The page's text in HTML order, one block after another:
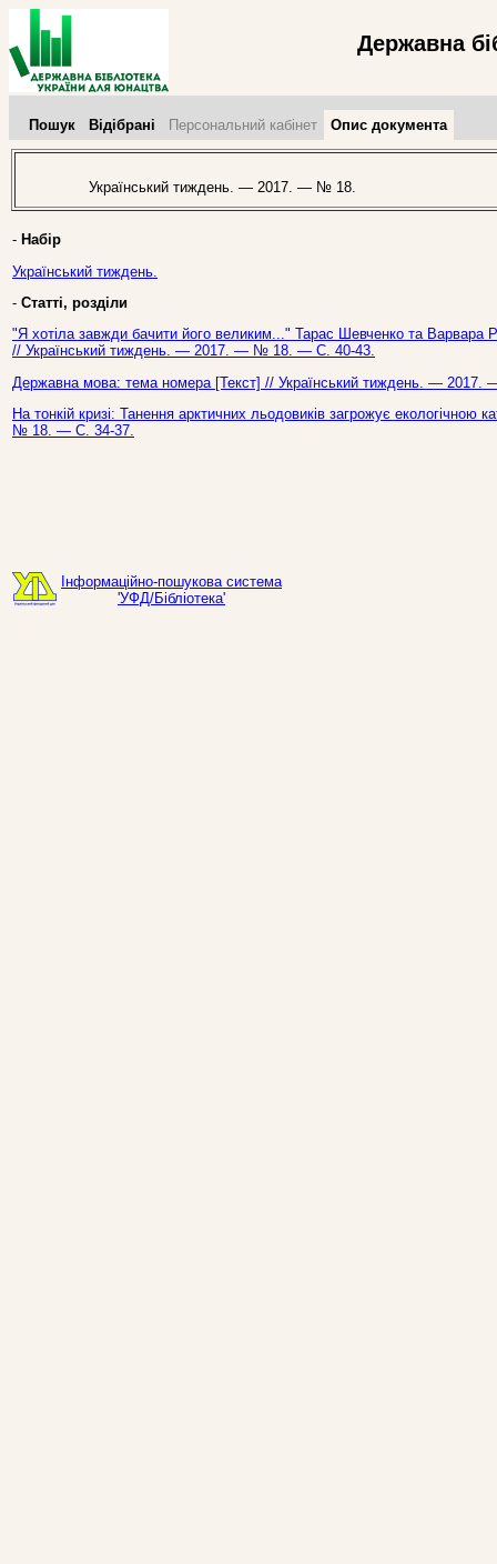
Державна
Пошук Відібрані Персональний кабінет Опис документа
Український тиждень. — 2017. — № 18.
- Набір
Український тиждень.
- Статті, розділи
"Я хотіла завжди бачити його великим..." Тарас Шевченко та Варвара
// Український тиждень. — 2017. — № 18. — С. 40-43.
Державна мова: тема номера [Текст] // Український тиждень. —
На тонкій кризі: Танення арктичних льодовиків загрожує
№ 18. — С. 34-37.
Інформаційно-пошукова система
'УФД/Бібліотека'